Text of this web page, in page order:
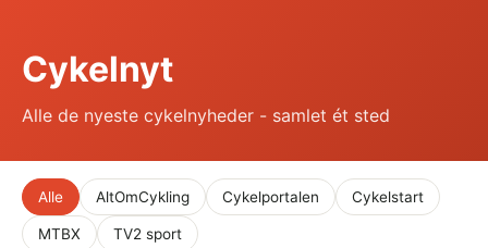
Cykelnyt
Alle de nyeste cykelnyheder - samlet ét sted
Alle AltOmCykling Cykelportalen Cykelstart
MTBX TV2 sport